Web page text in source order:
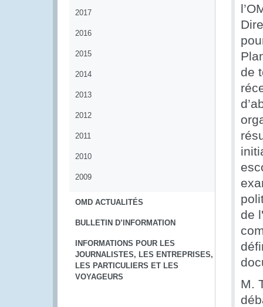
2017
2016
2015
2014
2013
2012
2011
2010
2009
OMD ACTUALITÉS
BULLETIN D’INFORMATION
INFORMATIONS POUR LES
JOURNALISTES, LES ENTREPRISES,
LES PARTICULIERS ET LES
VOYAGEURS
de
de
M.